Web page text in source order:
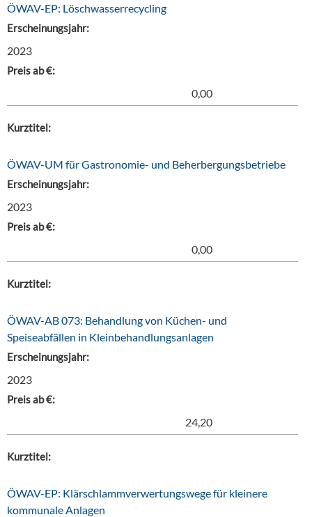
ÖWAV-EP: Löschwasserrecycling
Erscheinungsjahr:
2023
Preis ab €:
0,00
Kurztitel:
ÖWAV-UM für Gastronomie- und Beherbergungsbetriebe
Erscheinungsjahr:
2023
Preis ab €:
0,00
Kurztitel:
ÖWAV-AB 073: Behandlung von Küchen- und
Speiseabfällen in Kleinbehandlungsanlagen
Erscheinungsjahr:
2023
Preis ab €:
24,20
Kurztitel:
ÖWAV-EP: Klärschlammverwertungswege für kleinere
kommunale Anlagen